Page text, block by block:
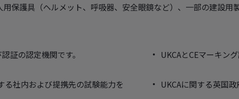
保護具（ヘルメット、呼吸器、安全眼鏡など）、一部の建設用
証の認定機関です。 UKCAとCEマーキン
る社内および提携先の試験能力を
UKCAに関する英国政